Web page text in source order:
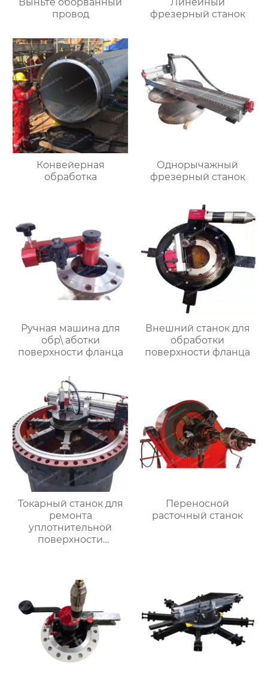
провод
фрезерный станок
Конвейерная
обработка
Однорычажный
фрезерный станок
Ручная машина для
обр\ аботки
поверхности фланца
Внешний станок для
обработки
поверхности фланца
Токарный станок для
ремонта
уплотнительной
поверхности
Переносной
расточный станок